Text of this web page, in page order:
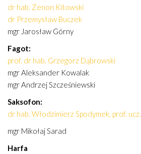
dr hab. Zenon Kitowski
dr Przemysław Buczek
mgr Jarosław Górny
Fagot:
prof. dr hab. Grzegorz Dąbrowski
mgr Aleksander Kowalak
mgr Andrzej Szcześniewski
Saksofon:
dr hab. Włodzimierz Spodymek, prof. ucz.
mgr Mikołaj Sarad
Harfa